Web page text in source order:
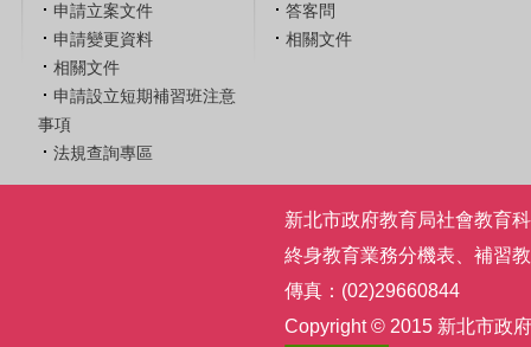
申請立案文件
申請變更資料
相關文件
申請設立短期補習班注意
事項
法規查詢專區
答客問
相關文件
新北市政府教育局社會教育
終身教育業務分機表
補習
傳真：(02)29660844
Copyright © 2015 新北市政